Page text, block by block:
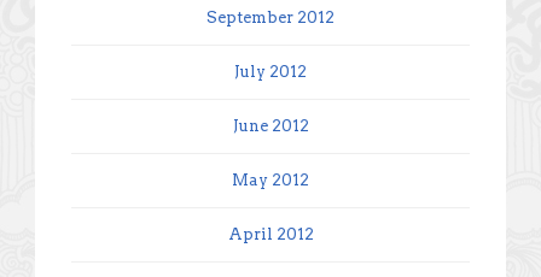
September 2012
July 2012
June 2012
May 2012
April 2012